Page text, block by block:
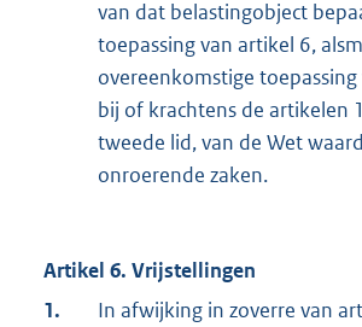
van dat belastingobject
toepassing van artikel 6,
overeenkomstige
bij of krachtens de artikelen
tweede lid, van de Wet
onroerende zaken.
Artikel 6. Vrijstellingen
1.
In afwijking in zoverre van